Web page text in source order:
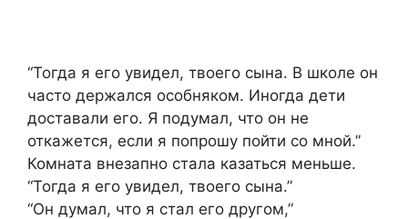
“Тогда я его увидел, твоего сына. В школе он
часто держался особняком. Иногда дети
доставали его. Я подумал, что он не
откажется, если я попрошу пойти со мной.”
Комната внезапно стала казаться меньше.
“Тогда я его увидел, твоего сына.”
“Он думал, что я стал его другом,”